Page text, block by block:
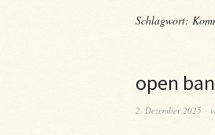
Schlagwort:
open
2. Dezember 2025